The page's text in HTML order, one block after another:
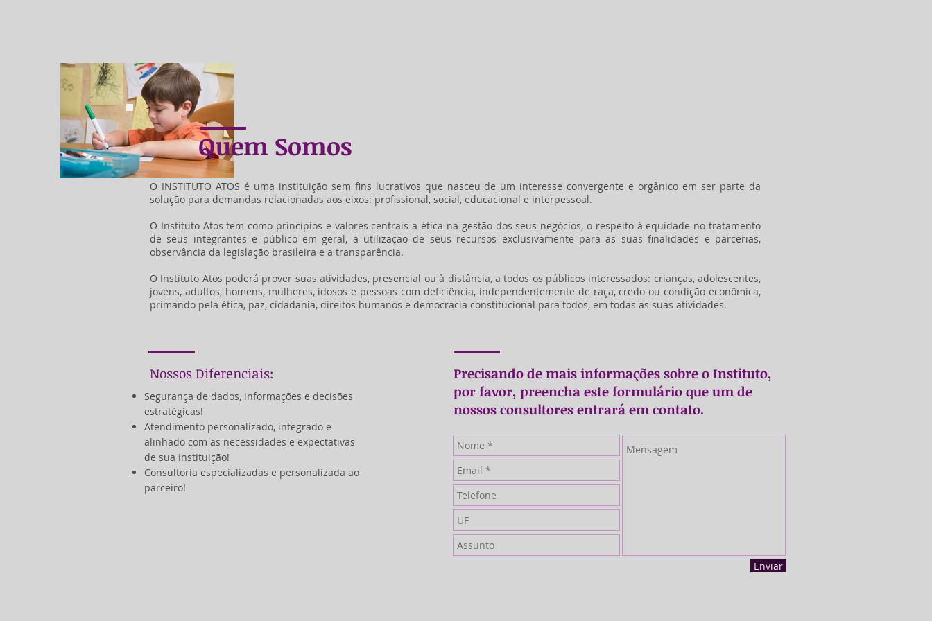
Quem Somos
O INSTITUTO ATOS é uma instituição sem fins lucrativos que nasceu de um interesse convergente e orgânico em ser parte da
solução para demandas relacionadas aos eixos: profissional, social, educacional e interpessoal.
O Instituto Atos tem como princípios e valores centrais a ética na gestão dos seus negócios, o respeito à equidade no tratamento
de seus integrantes e público em geral, a utilização de seus recursos exclusivamente para as suas finalidades e parcerias,
observância da legislação brasileira e a transparência.
O Instituto Atos poderá prover suas atividades, presencial ou à distância, a todos os públicos interessados: crianças, adolescentes,
jovens, adultos, homens, mulheres, idosos e pessoas com deficiência, independentemente de raça, credo ou condição econômica,
primando pela ética, paz, cidadania, direitos humanos e democracia constitucional para todos, em todas as suas atividades.
Nossos Diferenciais:
Segurança de dados, informações e decisões
estratégicas!
Atendimento personalizado, integrado e
alinhado com as necessidades e expectativas
de sua instituição!
Consultoria especializadas e personalizada ao
parceiro!
Precisando de mais informações sobre o Instituto,
por favor, preencha este formulário que um de
nossos consultores entrará em contato.
Enviar